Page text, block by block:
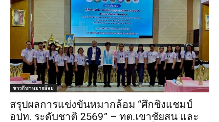
ข่าวกีฬาหมากล้อม
สรุปผลการแข่งขันหมากล้อม “ศึกชิงแชมป์
อปท. ระดับชาติ 2569” – ทต.เขาชัยสน และ